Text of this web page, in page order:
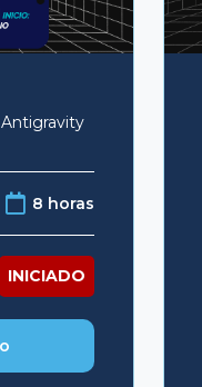
8 horas
INICIADO